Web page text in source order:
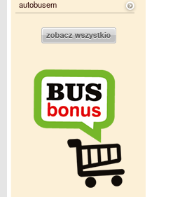
autobusem